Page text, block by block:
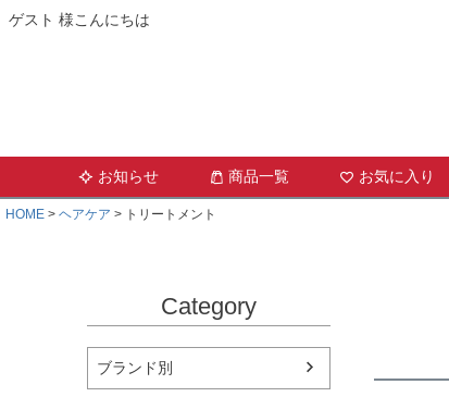
ゲスト 様こんにちは
お知らせ 商品一覧 お気に入り
HOME ヘアケア トリートメント
Category
ブランド別